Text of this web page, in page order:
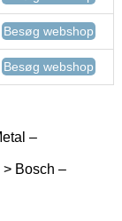
Besøg webshop
Besøg webshop
–
Bosch –